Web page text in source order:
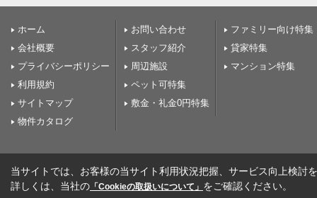
ホーム
会社概要
プライバシーポリシー
利用規約
サイトマップ
物件カタログ
お問い合わせ
スタッフ紹介
周辺施設
ペット可特集
敷金・礼金0円特集
ファミリー向け特集
貸家特集
マンション特集
当サイトでは、お客様の当サイト利用状況把握、サービス向上検討
詳しくは、当社の 「Cookieの取扱いについて」 をご確認ください。